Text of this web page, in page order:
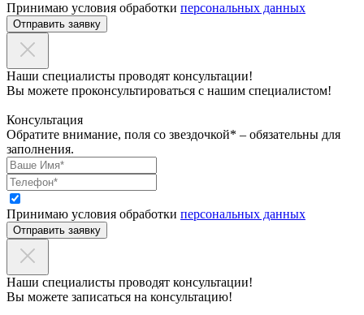
Принимаю условия обработки персональных данных
Отправить заявку
Наши специалисты проводят консультации!
Вы можете проконсультироваться с нашим специалистом!
Консультация
Обратите внимание, поля со звездочкой* – обязательны для
заполнения.
Принимаю условия обработки персональных данных
Отправить заявку
Наши специалисты проводят консультации!
Вы можете записаться на консультацию!